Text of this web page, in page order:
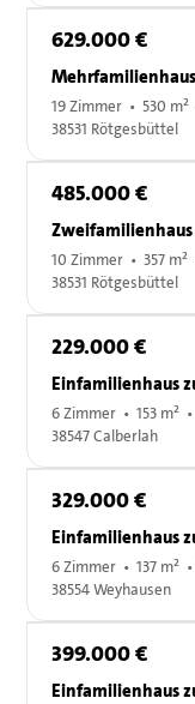
629.000 €
19 Zimmer • 530
38531 Rötgesbüttel
485.000 €
10 Zimmer • 357 m²
38531 Rötgesbüttel
229.000 €
Einfamilienhaus
6 Zimmer • 153 m²
38547 Calberlah
329.000 €
Einfamilienhaus
6 Zimmer • 137 m²
38554 Weyhausen
399.000 €
Einfamilienhaus